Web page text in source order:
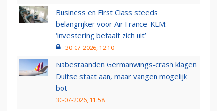
Business en First Class steeds
belangrijker voor Air France-KLM:
‘investering betaalt zich uit’
30-07-2026, 12:10
Nabestaanden Germanwings-crash klagen
Duitse staat aan, maar vangen mogelijk
bot
30-07-2026, 11:58